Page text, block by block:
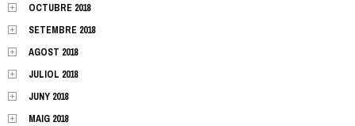
OCTUBRE 2018
SETEMBRE 2018
AGOST 2018
JULIOL 2018
JUNY 2018
MAIG 2018